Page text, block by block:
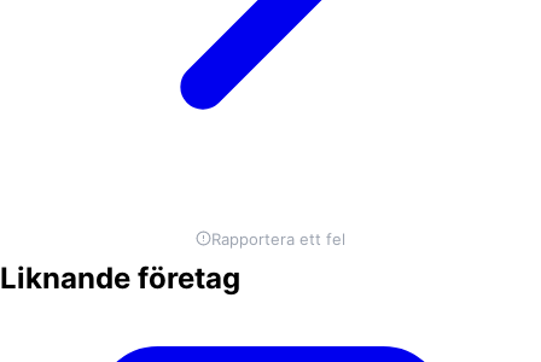
Rapportera ett fel
Liknande företag